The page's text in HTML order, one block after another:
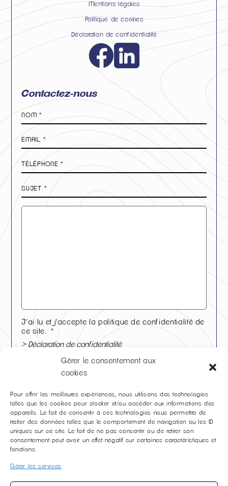
Gérer le consentement aux
cookies
Pour offrir les meilleures expériences, nous utilisons des technologies
telles que les cookies pour stocker et/ou accéder aux informations des
appareils. Le fait de consentir à ces technologies nous permettra de
traiter des données telles que le comportement de navigation ou les ID
uniques sur ce site. Le fait de ne pas consentir ou de retirer son
consentement peut avoir un effet négatif sur certaines caractéristiques et
fonctions.
Gérer les services
Mentions légales
Politique de cookies
Déclaration de confidentialité
Contactez-nous
Nom *
E-
mail
*
Téléphone *
Sujet *
Message
J’ai lu et j'accepte la politique de confidentialité de
ce site.
*
Accepter
> Déclaration de confidentialité